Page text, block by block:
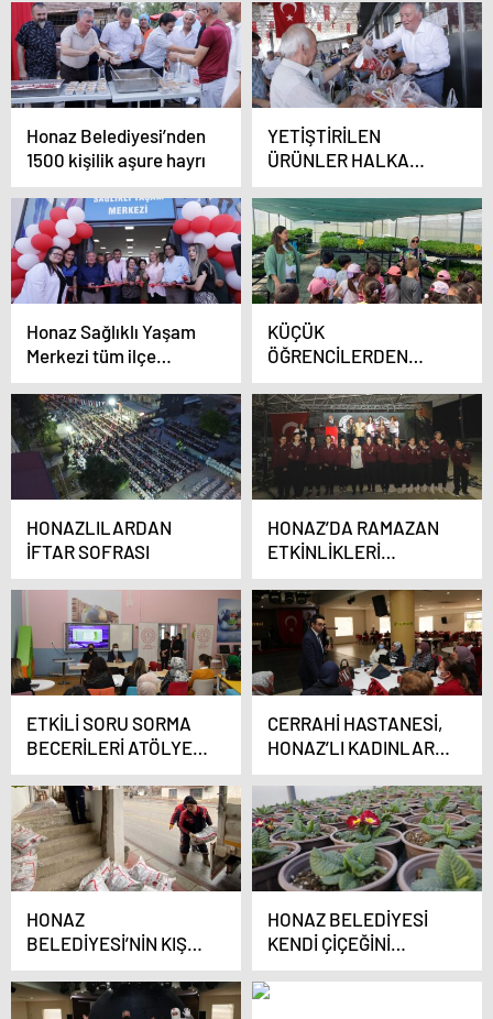
PROTOKOLÜ
İMZALADI
Honaz Belediyesi’nden
1500 kişilik aşure hayrı
YETİŞTİRİLEN
ÜRÜNLER HALKA
ÜCRETSİZ DAĞITILDI
Honaz Sağlıklı Yaşam
Merkezi tüm ilçe
halkının hizmetine
açıldı
KÜÇÜK
ÖĞRENCİLERDEN
YEREL TOHUM
MERKEZİ’NE ZİYARET
HONAZLILARDAN
İFTAR SOFRASI
HONAZ’DA RAMAZAN
ETKİNLİKLERİ
BİNLERCE KİŞİYİ
BULUŞTURUYOR
ETKİLİ SORU SORMA
BECERİLERİ ATÖLYESİ
YAPILDI
CERRAHİ HASTANESİ,
HONAZ’LI KADINLARI
BİLGİLENDİRDİ
HONAZ
BELEDİYESİ’NİN KIŞ
DESTEĞİ SÜRÜYOR
HONAZ BELEDİYESİ
KENDİ ÇİÇEĞİNİ
ÜRETİYOR